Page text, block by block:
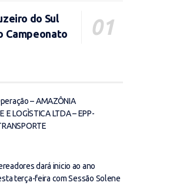
do Sul
Campeonato
– AMAZÔNIA
E LOGÌSTICA LTDA – EPP-
dará inicio ao ano
terça-feira com Sessão Solene